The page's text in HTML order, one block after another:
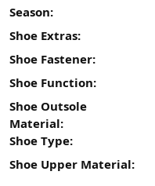
Season:
Shoe Extras:
Shoe Fastener:
Shoe Function:
Shoe Outsole
Material:
Shoe Type:
Shoe Upper Material: